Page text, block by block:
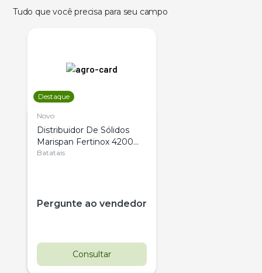
Tudo que você precisa para seu campo
Destaque
Novo
Distribuidor De Sólidos
Marispan Fertinox 4200
Citrus
Batatais
Pergunte ao vendedor
Consultar